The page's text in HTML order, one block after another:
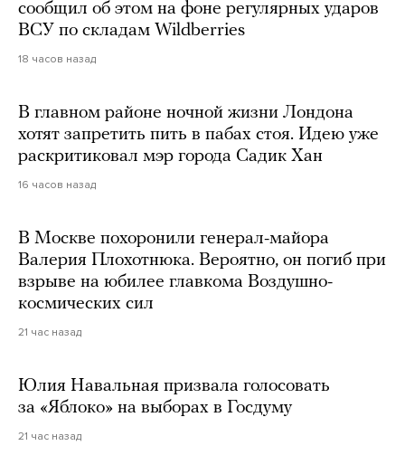
сообщил об этом на фоне регулярных ударов
ВСУ по складам Wildberries
18 часов назад
В главном районе ночной жизни Лондона
хотят запретить пить в пабах стоя. Идею уже
раскритиковал мэр города Садик Хан
16 часов назад
В Москве похоронили генерал-майора
Валерия Плохотнюка. Вероятно, он погиб при
взрыве на юбилее главкома Воздушно-
космических сил
21 час назад
Юлия Навальная призвала голосовать
за «Яблоко» на выборах в Госдуму
21 час назад